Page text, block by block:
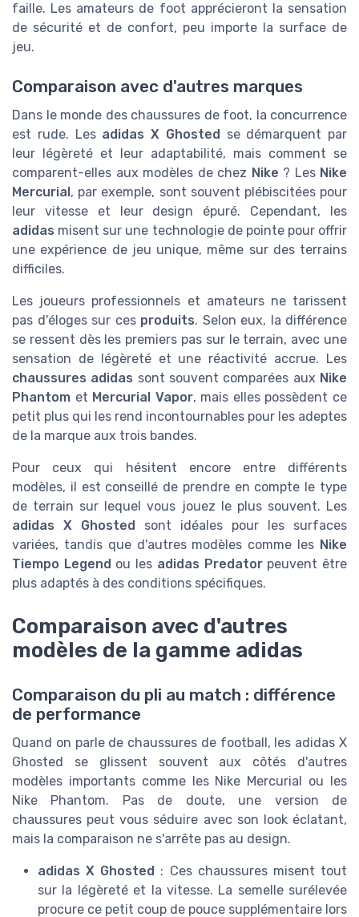
faille. Les amateurs de foot apprécieront la sensation
de sécurité et de confort, peu importe la surface de
jeu.
Comparaison avec d'autres marques
Dans le monde des chaussures de foot, la concurrence
est rude. Les adidas X Ghosted se démarquent par
leur légèreté et leur adaptabilité, mais comment se
comparent-elles aux modèles de chez Nike ? Les Nike
Mercurial, par exemple, sont souvent plébiscitées pour
leur vitesse et leur design épuré. Cependant, les
adidas misent sur une technologie de pointe pour offrir
une expérience de jeu unique, même sur des terrains
difficiles.
Les joueurs professionnels et amateurs ne tarissent
pas d'éloges sur ces produits. Selon eux, la différence
se ressent dès les premiers pas sur le terrain, avec une
sensation de légèreté et une réactivité accrue. Les
chaussures adidas sont souvent comparées aux Nike
Phantom et Mercurial Vapor, mais elles possèdent ce
petit plus qui les rend incontournables pour les adeptes
de la marque aux trois bandes.
Pour ceux qui hésitent encore entre différents
modèles, il est conseillé de prendre en compte le type
de terrain sur lequel vous jouez le plus souvent. Les
adidas X Ghosted sont idéales pour les surfaces
variées, tandis que d'autres modèles comme les Nike
Tiempo Legend ou les adidas Predatorpeuvent être
plus adaptés à des conditions spécifiques.
Comparaison avec d'autres
modèles de la gamme adidas
Comparaison du pli au match : différence
de performance
Quand on parle de chaussures de football, les adidas X
Ghosted se glissent souvent aux côtés d'autres
modèles importants comme les Nike Mercurial ou les
Nike Phantom. Pas de doute, une version de
chaussures peut vous séduire avec son look éclatant,
mais la comparaison ne s'arrête pas au design.
adidas X Ghosted : Ces chaussures misent tout
sur la légèreté et la vitesse. La semelle surélevée
procure ce petit coup de pouce supplémentaire lors